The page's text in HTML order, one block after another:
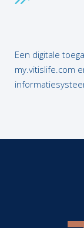
Een digitale
my.vitislife.com